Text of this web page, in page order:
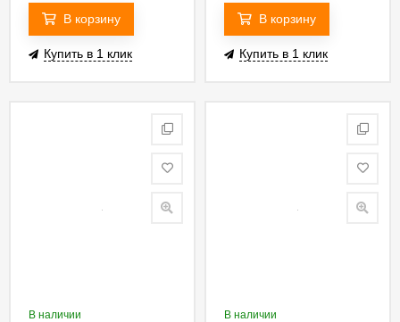
В корзину
Купить в 1 клик
В корзину
Купить в 1 клик
В наличии В наличии